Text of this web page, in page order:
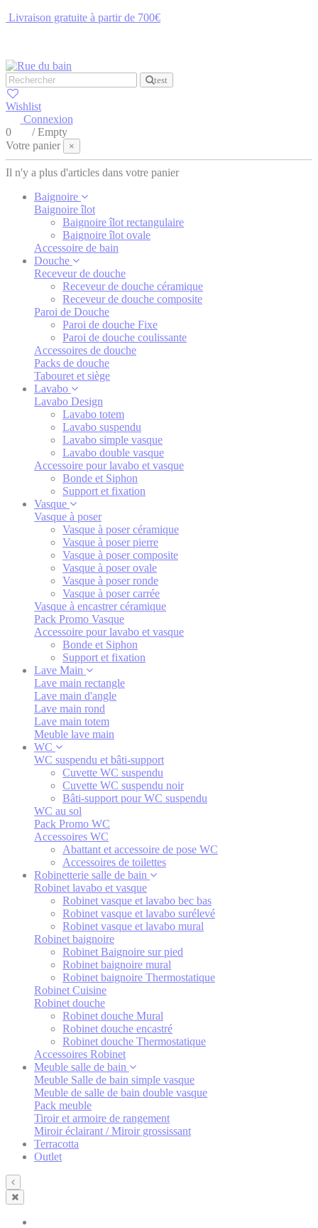
Livraison gratuite à partir de 700€
test
Wishlist
Connexion
0
/Empty
Votre panier
×
Il n'y a plus d'articles dans votre panier
Baignoire
Baignoire îlot
Baignoire îlot rectangulaire
Baignoire îlot ovale
Accessoire de bain
Douche
Receveur de douche
Receveur de douche céramique
Receveur de douche composite
Paroi de Douche
Paroi de douche Fixe
Paroi de douche coulissante
Accessoires de douche
Packs de douche
Tabouret et siège
Lavabo
Lavabo Design
Lavabo totem
Lavabo suspendu
Lavabo simple vasque
Lavabo double vasque
Accessoire pour lavabo et vasque
Bonde et Siphon
Support et fixation
Vasque
Vasque à poser
Vasque à poser céramique
Vasque à poser pierre
Vasque à poser composite
Vasque à poser ovale
Vasque à poser ronde
Vasque à poser carrée
Vasque à encastrer céramique
Pack Promo Vasque
Accessoire pour lavabo et vasque
Bonde et Siphon
Support et fixation
Lave Main
Lave main rectangle
Lave main d'angle
Lave main rond
Lave main totem
Meuble lave main
WC
WC suspendu et bâti-support
Cuvette WC suspendu
Cuvette WC suspendu noir
Bâti-support pour WC suspendu
WC au sol
Pack Promo WC
Accessoires WC
Abattant et accessoire de pose WC
Accessoires de toilettes
Robinetterie salle de bain
Robinet lavabo et vasque
Robinet vasque et lavabo bec bas
Robinet vasque et lavabo surélevé
Robinet vasque et lavabo mural
Robinet baignoire
Robinet Baignoire sur pied
Robinet baignoire mural
Robinet baignoire Thermostatique
Robinet Cuisine
Robinet douche
Robinet douche Mural
Robinet douche encastré
Robinet douche Thermostatique
Accessoires Robinet
Meuble salle de bain
Meuble Salle de bain simple vasque
Meuble de salle de bain double vasque
Pack meuble
Tiroir et armoire de rangement
Miroir éclairant / Miroir grossissant
Terracotta
Outlet